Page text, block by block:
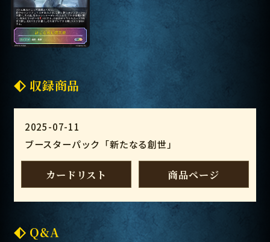
収録商品
2025-07-11
ブースターパック「新たなる創世」
カードリスト 商品ページ
Q&A